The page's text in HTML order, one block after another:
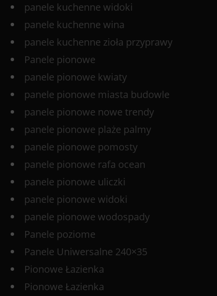
panele kuchenne widoki
panele kuchenne wina
panele kuchenne zioła przyprawy
Panele pionowe
panele pionowe kwiaty
panele pionowe miasta budowle
panele pionowe nowe trendy
panele pionowe plaże palmy
panele pionowe pomosty
panele pionowe rafa ocean
panele pionowe uliczki
panele pionowe widoki
panele pionowe wodospady
Panele poziome
Panele Uniwersalne 240×35
Pionowe Łazienka
Pionowe Łazienka